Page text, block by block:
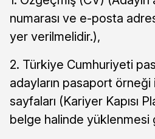
numarası ve e-posta
yer verilmelidir.),
2. Türkiye Cumhuriyeti
adayların pasaport
sayfaları (Kariyer Kapısı
belge halinde